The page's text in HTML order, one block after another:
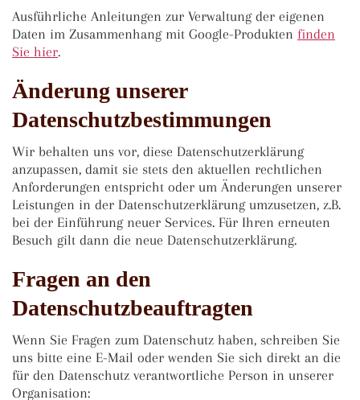
Ausführliche Anleitungen zur Verwaltung der eigenen
Daten im Zusammenhang mit Google-Produkten finden
Sie hier.
Änderung unserer
Datenschutzbestimmungen
Wir behalten uns vor, diese Datenschutzerklärung
anzupassen, damit sie stets den aktuellen rechtlichen
Anforderungen entspricht oder um Änderungen unserer
Leistungen in der Datenschutzerklärung umzusetzen, z.B.
bei der Einführung neuer Services. Für Ihren erneuten
Besuch gilt dann die neue Datenschutzerklärung.
Fragen an den
Datenschutzbeauftragten
Wenn Sie Fragen zum Datenschutz haben, schreiben Sie
uns bitte eine E-Mail oder wenden Sie sich direkt an die
für den Datenschutz verantwortliche Person in unserer
Organisation: